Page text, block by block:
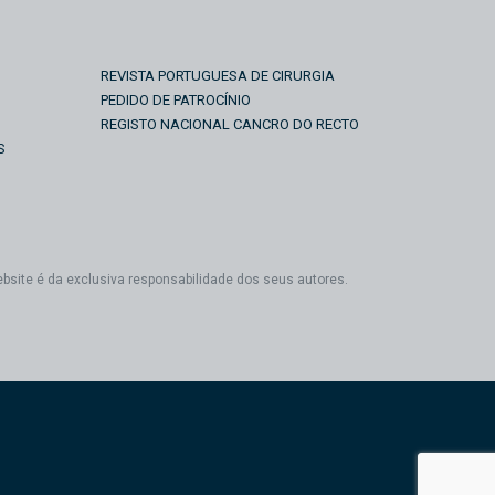
REVISTA PORTUGUESA DE CIRURGIA
PEDIDO DE PATROCÍNIO
REGISTO NACIONAL CANCRO DO RECTO
é da exclusiva responsabilidade dos seus autores.